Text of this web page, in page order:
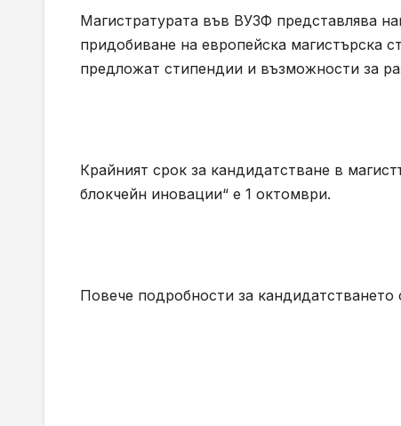
Магистратурата във ВУЗФ представлява
придобиване на европейска магистърска
предложат стипендии и възможности за
Крайният срок за кандидатстване в
блокчейн иновации“ е 1 октомври.
Повече подробности за кандидатстването